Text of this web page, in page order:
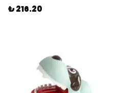
₺ 216.20